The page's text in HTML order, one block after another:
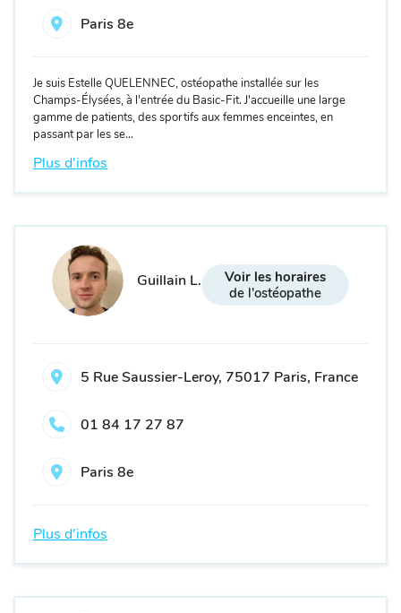
Paris 8e
Je suis Estelle QUELENNEC, ostéopathe installée sur les
Champs-Élysées, à l'entrée du Basic-Fit. J'accueille une large
gamme de patients, des sportifs aux femmes enceintes, en
passant par les se...
Plus d'infos
Guillain L.
Voir les horaires
de l'ostéopathe
5 Rue Saussier-Leroy, 75017 Paris, France
01 84 17 27 87
Paris 8e
Plus d'infos